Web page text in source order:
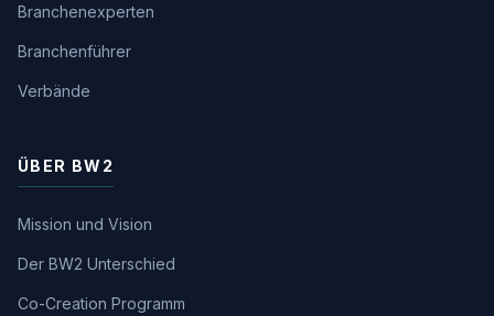
Branchenexperten
Branchenführer
Verbände
ÜBER BW2
Mission und Vision
Der BW2 Unterschied
Co-Creation Programm